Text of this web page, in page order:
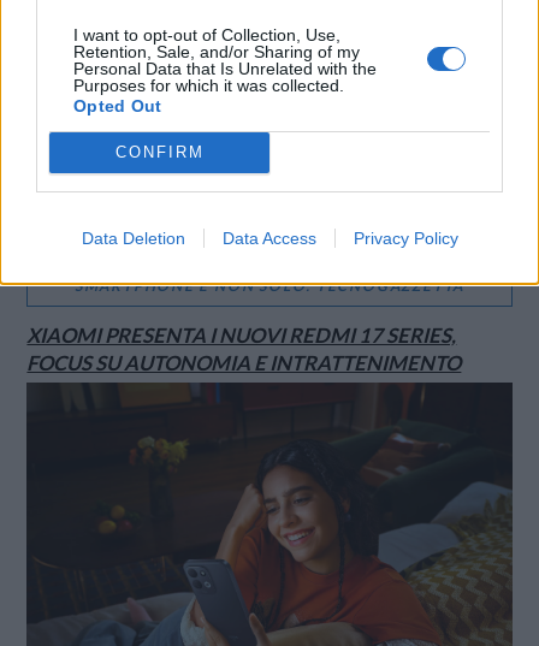
I want to opt-out of Collection, Use,
Retention, Sale, and/or Sharing of my
Personal Data that Is Unrelated with the
Purposes for which it was collected.
Opted Out
CONFIRM
Data Deletion Data Access Privacy Policy
SMARTPHONE E NON SOLO: TECNOGAZZETTA
XIAOMI PRESENTA I NUOVI REDMI 17 SERIES,
FOCUS SU AUTONOMIA E INTRATTENIMENTO